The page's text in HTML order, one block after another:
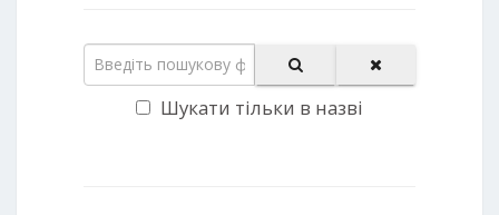
Шукати тільки в назві